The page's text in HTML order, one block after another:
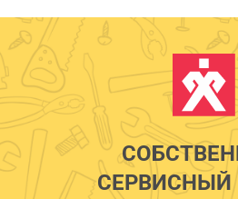
СЕРВИСНЫЙ